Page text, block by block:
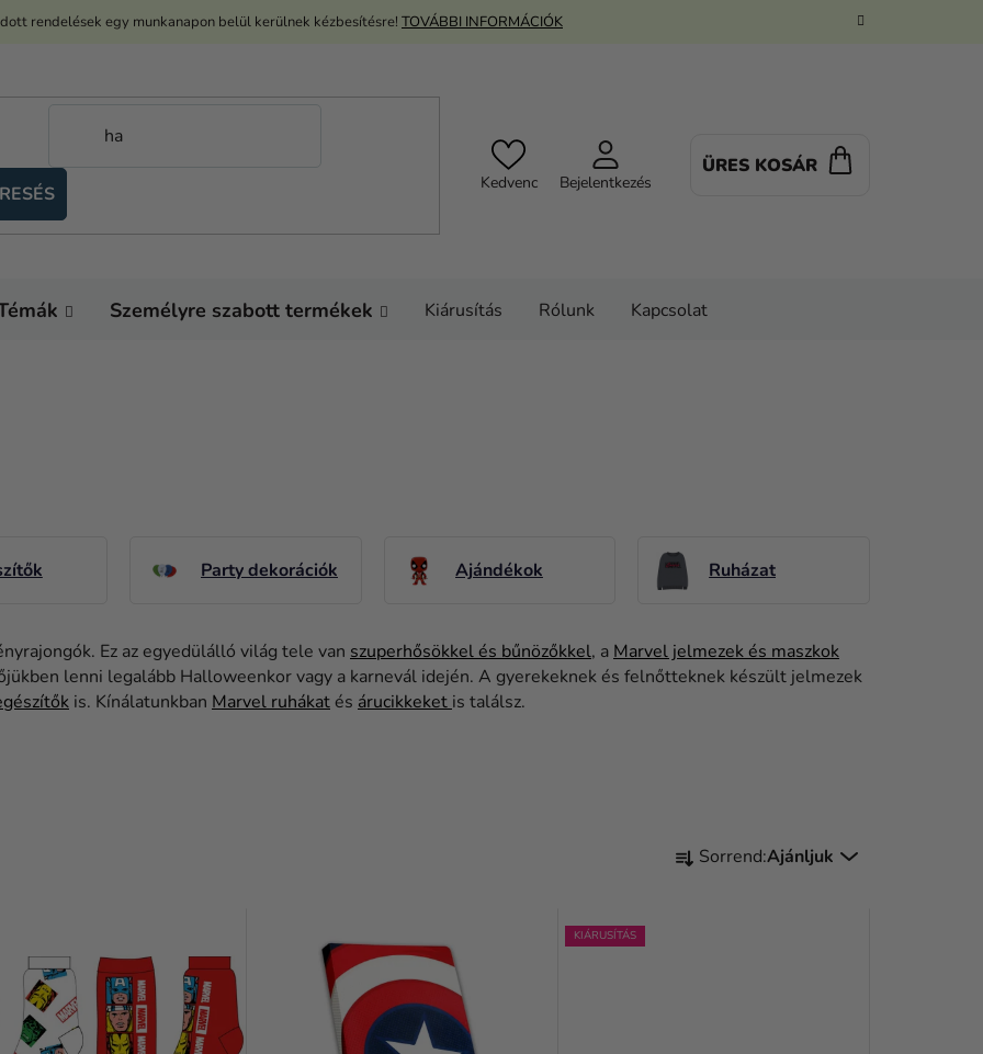
rendelések egy munkanapon belül kerülnek kézbesítésre! TOVÁBBI INFORMÁCIÓK
Kedvenc Bejelentkezés
ÜRES KOSÁR
Személyre szabott termékek Kiárusítás Rólunk Kapcsolat
Party dekorációk Ajándékok Ruházat
Ez az egyedülálló világ tele van szuperhősökkel és bűnözőkkel, a Marvel jelmezek és maszkok
lenni legalább Halloweenkor vagy a karnevál idején. A gyerekeknek és felnőtteknek készült jelmezek
is. Kínálatunkban Marvel ruhákat és árucikkeket is találsz.
T Sorrend:Ajánljuk
KIÁRUSÍTÁS